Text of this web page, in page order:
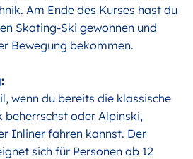
Am Ende des Kurses hast du
Skating-Ski gewonnen und
Bewegung bekommen.
wenn du bereits die klassische
beherrschst oder Alpinski,
Inliner fahren kannst. Der
sich für Personen ab 12